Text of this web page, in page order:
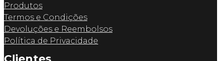
Produtos
Termos e Condições
Devoluções e Reembolsos
Política de Privacidade